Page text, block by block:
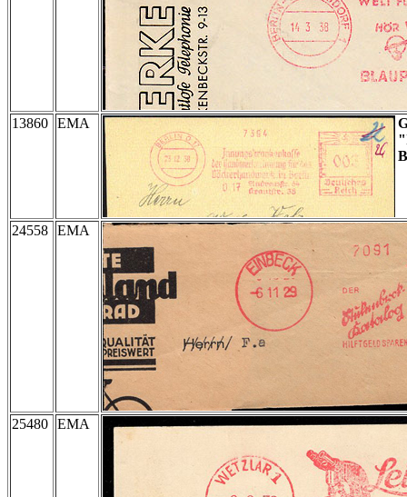
13860 EMA
24558 EMA
25480 EMA